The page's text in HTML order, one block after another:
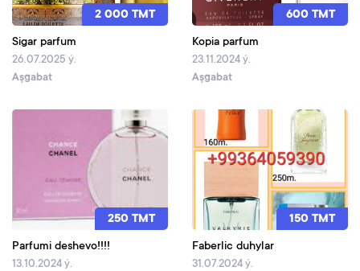
2 000 TMT
Sigar parfum
26.07.2025 ý.
Aşgabat
600 TMT
Kopia parfum
23.11.2024 ý.
Aşgabat
250 TMT
Parfumi deshevo!!!!
13.10.2024 ý.
150 TMT
Faberlic duhylar
31.07.2024 ý.